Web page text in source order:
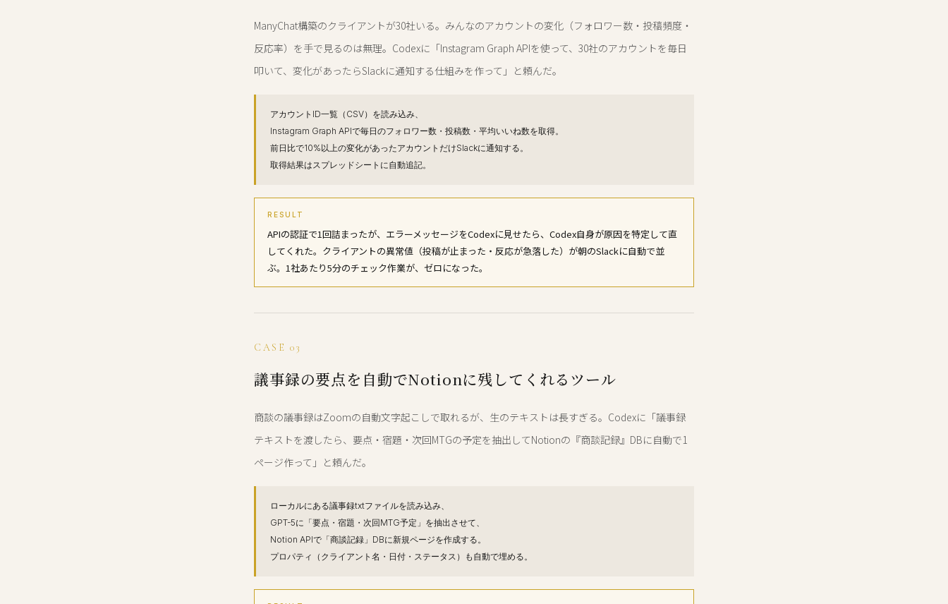
ManyChat構築のクライアントが30社いる。みんなのアカウントの変化（フォロワー数・投稿頻度・
反応率）を手で見るのは無理。Codexに「Instagram Graph APIを使って、30社のアカウントを毎日
叩いて、変化があったらSlackに通知する仕組みを作って」と頼んだ。
アカウントID一覧（CSV）を読み込み、
Instagram Graph APIで毎日のフォロワー数・投稿数・平均いいね数を取得。
前日比で10%以上の変化があったアカウントだけSlackに通知する。
取得結果はスプレッドシートに自動追記。
RESULT
APIの認証で1回詰まったが、エラーメッセージをCodexに見せたら、Codex自身が原因を特定して直
してくれた。クライアントの異常値（投稿が止まった・反応が急落した）が朝のSlackに自動で並
ぶ。1社あたり5分のチェック作業が、ゼロになった。
CASE 03
議事録の要点を自動でNotionに残してくれるツール
商談の議事録はZoomの自動文字起こしで取れるが、生のテキストは長すぎる。Codexに「議事録
テキストを渡したら、要点・宿題・次回MTGの予定を抽出してNotionの『商談記録』DBに自動で1
ページ作って」と頼んだ。
ローカルにある議事録txtファイルを読み込み、
GPT-5に「要点・宿題・次回MTG予定」を抽出させて、
Notion APIで「商談記録」DBに新規ページを作成する。
プロパティ（クライアント名・日付・ステータス）も自動で埋める。